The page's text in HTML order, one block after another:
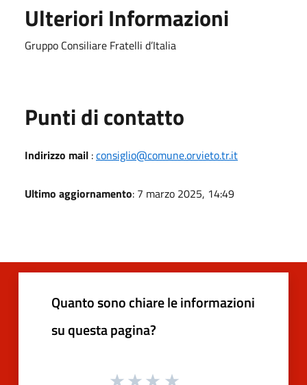
Ulteriori Informazioni
Gruppo Consiliare Fratelli d’Italia
Punti di contatto
Indirizzo mail :consiglio@comune.orvieto.tr.it
Ultimo aggiornamento: 7 marzo 2025, 14:49
Quanto sono chiare le informazioni
su questa pagina?